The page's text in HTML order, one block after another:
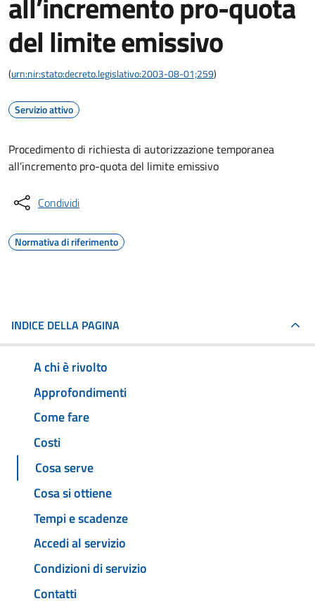
del limite emissivo
(urn:nir:stato:decreto.legislativo:2003-08-01;259)
Servizio attivo
Procedimento di richiesta di autorizzazione temporanea
all’incremento pro-quota del limite emissivo
Condividi
Normativa di riferimento
INDICE DELLA PAGINA
A chi è rivolto
Approfondimenti
Come fare
Costi
Cosa serve
Cosa si ottiene
Tempi e scadenze
Accedi al servizio
Condizioni di servizio
Contatti